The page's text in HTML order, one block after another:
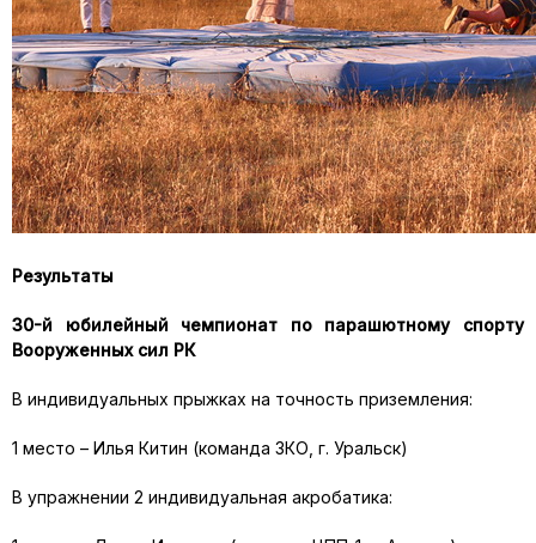
Результаты
30-й юбилейный чемпионат по парашютному спорту
Вооруженных сил РК
В индивидуальных прыжках на точность приземления:
1 место – Илья Китин (команда ЗКО, г. Уральск)
В упражнении 2 индивидуальная акробатика: